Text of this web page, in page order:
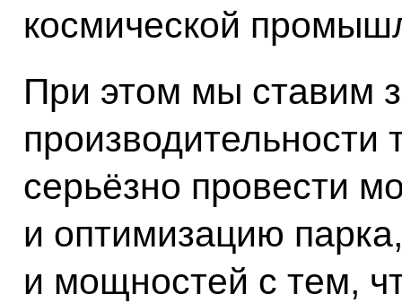
космической
При этом мы ставим
производительности
серьёзно провести
и оптимизацию
и мощностей с тем,